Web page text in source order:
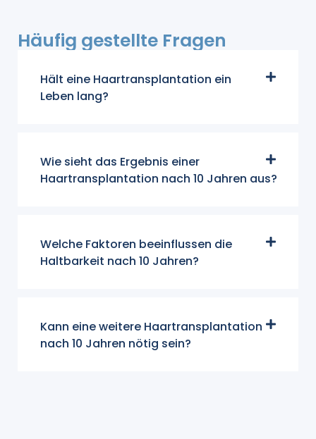
Häufig gestellte Fragen
Hält eine Haartransplantation ein
Leben lang?
Wie sieht das Ergebnis einer
Haartransplantation nach 10 Jahren aus?
Welche Faktoren beeinflussen die
Haltbarkeit nach 10 Jahren?
Kann eine weitere Haartransplantation
nach 10 Jahren nötig sein?